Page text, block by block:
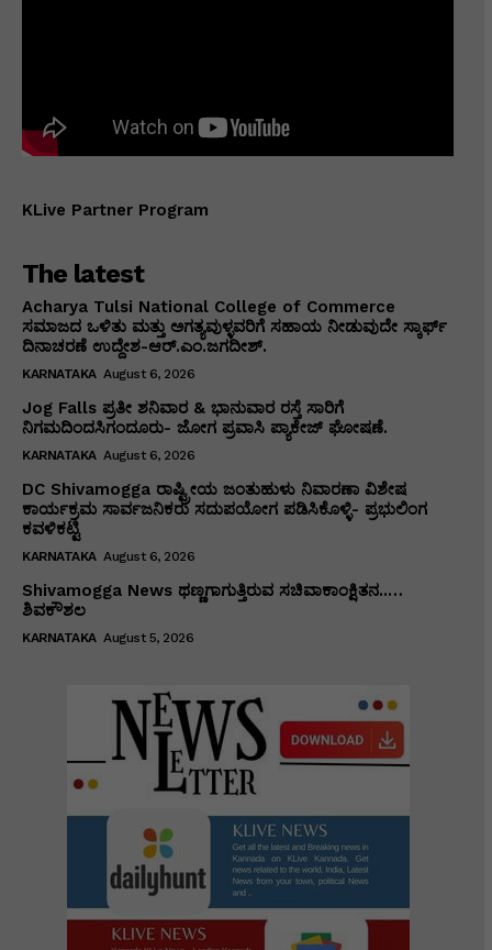
KLive Partner Program
The latest
Acharya Tulsi National College of Commerce
ಸಮಾಜದ ಒಳಿತು ಮತ್ತು ಅಗತ್ಯವುಳ್ಳವರಿಗೆ ಸಹಾಯ ನೀಡುವುದೇ ಸ್ಕಾರ್ಫ್
ದಿನಾಚರಣೆ ಉದ್ದೇಶ-ಆರ್.ಎಂ.ಜಗದೀಶ್.
KARNATAKA August 6, 2026
Jog Falls ಪ್ರತೀ ಶನಿವಾರ & ಭಾನುವಾರ ರಸ್ತೆ ಸಾರಿಗೆ
ನಿಗಮದಿಂದಸಿಗಂದೂರು- ಜೋಗ ಪ್ರವಾಸಿ ಪ್ಯಾಕೇಜ್ ಘೋಷಣೆ.
KARNATAKA August 6, 2026
DC Shivamogga ರಾಷ್ಟ್ರೀಯ ಜಂತುಹುಳು ನಿವಾರಣಾ ವಿಶೇಷ
ಕಾರ್ಯಕ್ರಮ ಸಾರ್ವಜನಿಕರು ಸದುಪಯೋಗ ಪಡಿಸಿಕೊಳ್ಳಿ- ಪ್ರಭುಲಿಂಗ
ಕವಳಿಕಟ್ಟಿ
KARNATAKA August 6, 2026
Shivamogga News ಥಣ್ಣಗಾಗುತ್ತಿರುವ ಸಚಿವಾಕಾಂಕ್ಷಿತನ..…
ಶಿವಕೌಶಲ
KARNATAKA August 5, 2026